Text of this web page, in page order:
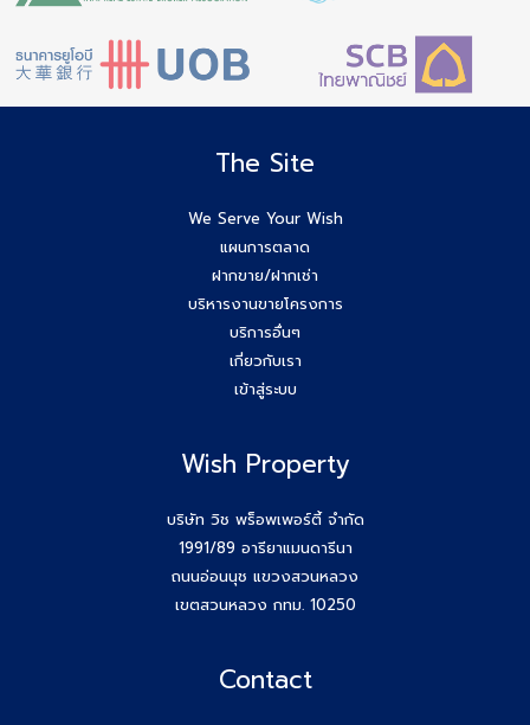
The Site
We Serve Your Wish
แผนการตลาด
ฝากขาย/ฝากเช่า
บริหารงานขายโครงการ
บริการอื่นๆ
เกี่ยวกับเรา
เข้าสู่ระบบ
Wish Property
บริษัท วิช พร็อพเพอร์ตี้ จำกัด
1991/89 อารียาแมนดารีนา
ถนนอ่อนนุช แขวงสวนหลวง
เขตสวนหลวง กทม. 10250
Contact